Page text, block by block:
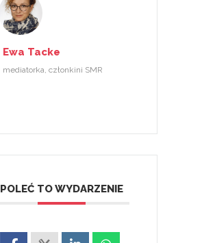
Ewa Tacke
mediatorka, członkini SMR
POLEĆ TO WYDARZENIE